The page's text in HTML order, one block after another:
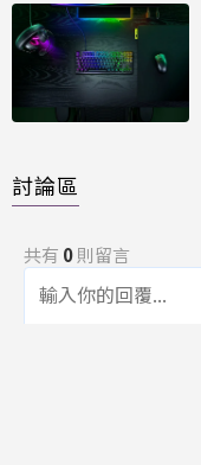
討論區
共有 0則留言